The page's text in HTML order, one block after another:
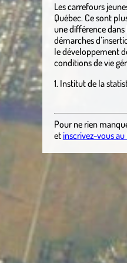
Les carrefours
Québec. Ce sont
une différence
démarches
le développement
conditions de vie
1. Institut de la
Pour ne rien
etinscrivez-vous